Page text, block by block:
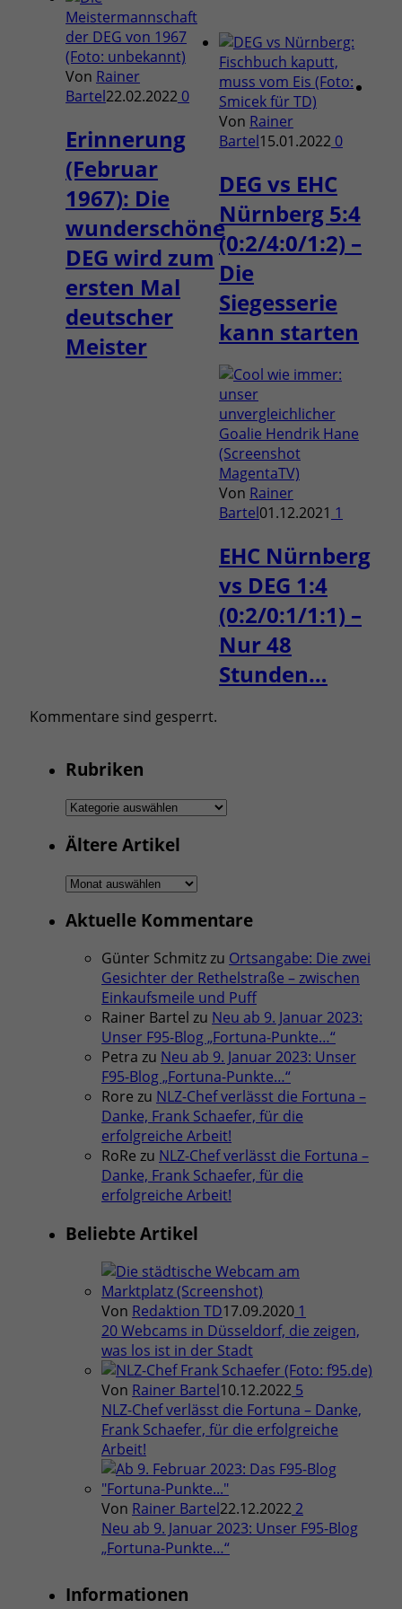
Von Rainer
Bartel22.02.2022 0
Erinnerung
(Februar
1967): Die
wunderschöne
DEG wird zum
ersten Mal
deutscher
Meister
Von Rainer
Bartel15.01.2022 0
DEG vs EHC
Nürnberg 5:4
(0:2/4:0/1:2) –
Die
Siegesserie
kann starten
Von Rainer
Bartel01.12.2021 1
EHC Nürnberg
vs DEG 1:4
(0:2/0:1/1:1) –
Nur 48
Stunden…
Kommentare sind gesperrt.
Rubriken
Rubriken
Ältere Artikel
Ältere
Aktuelle Kommentare
Günter Schmitzzu Ortsangabe: Die zwei
Gesichter der Rethelstraße – zwischen
Einkaufsmeile und Puff
Rainer Bartel zu Neu ab 9. Januar 2023:
Unser F95-Blog „Fortuna-Punkte…“
Petra zu Neu ab 9. Januar 2023: Unser
F95-Blog „Fortuna-Punkte…“
Rore zu NLZ-Chef verlässt die Fortuna –
Danke, Frank Schaefer, für die
erfolgreiche Arbeit!
RoRe zu NLZ-Chef verlässt die Fortuna –
Danke, Frank Schaefer, für die
erfolgreiche Arbeit!
Beliebte Artikel
Von Redaktion TD17.09.2020 1
20 Webcams in Düsseldorf, die zeigen,
was los ist in der Stadt
Von Rainer Bartel10.12.2022 5
NLZ-Chef verlässt die Fortuna – Danke,
Frank Schaefer, für die erfolgreiche
Arbeit!
Von Rainer Bartel22.12.2022 2
Neu ab 9. Januar 2023: Unser F95-Blog
„Fortuna-Punkte…“
Informationen